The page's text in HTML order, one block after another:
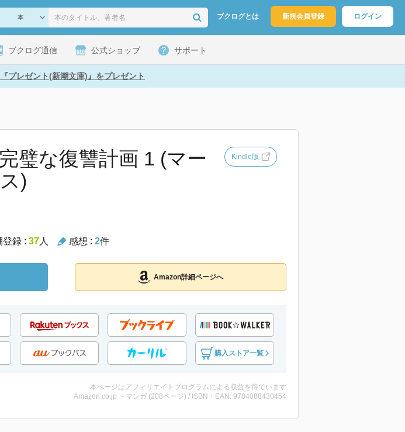
ブクログとは 新規会員登録 ログイン
ブクログ通信 公式ショップ サポート
プレゼント(新潮文庫)』をプレゼント
璧な復讐計画 1 (マー
)
Kindle版
登録 : 37人 感想 : 2件
Amazon詳細ページへ
購入ストア一覧
本ページはアフィリエイトプログラムによる収益を得ています
Amazon.co.jp ・マンガ (208ページ) / ISBN・EAN: 9784088430454